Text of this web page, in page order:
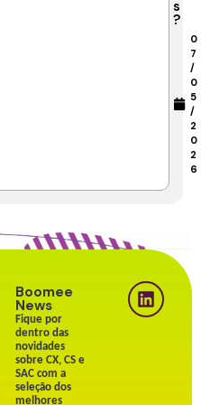
s
?
0
7
/
0
5
/
2
0
2
6
Boomee
News
Fique por
dentro das
novidades
sobre CX, CS e
SAC com a
seleção dos
melhores